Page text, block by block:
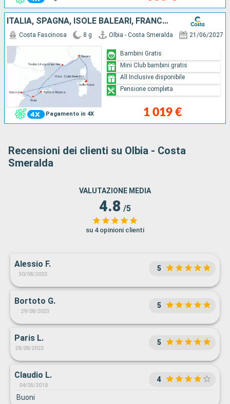
ITALIA, SPAGNA, ISOLE BALEARI, FRANCIA
Pagamento in 4X
Costa Fascinosa 8 g Olbia - Costa Smeralda 21/06/2027
1 019 €
Bambini Gratis
Mini Club bambini gratis
All Inclusive disponibile
Pensione completa
Recensioni dei clienti su Olbia - Costa
Smeralda
VALUTAZIONE MEDIA
4.8 /5
su 4 opinioni clienti
Alessio F.
30/08/2023
5
Bortoto G.
29/08/2023
5
Paris L.
28/08/2023
5
Claudio L.
04/05/2018
4
Buoni